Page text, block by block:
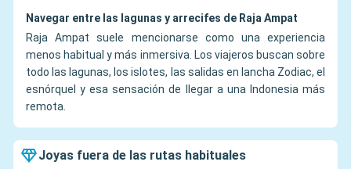
Navegar entre las lagunas y arrecifes de Raja Ampat
Raja Ampat suele mencionarse como una experiencia
menos habitual y más inmersiva. Los viajeros buscan sobre
todo las lagunas, los islotes, las salidas en lancha Zodiac, el
esnórquel y esa sensación de llegar a una Indonesia más
remota.
Joyas fuera de las rutas habituales